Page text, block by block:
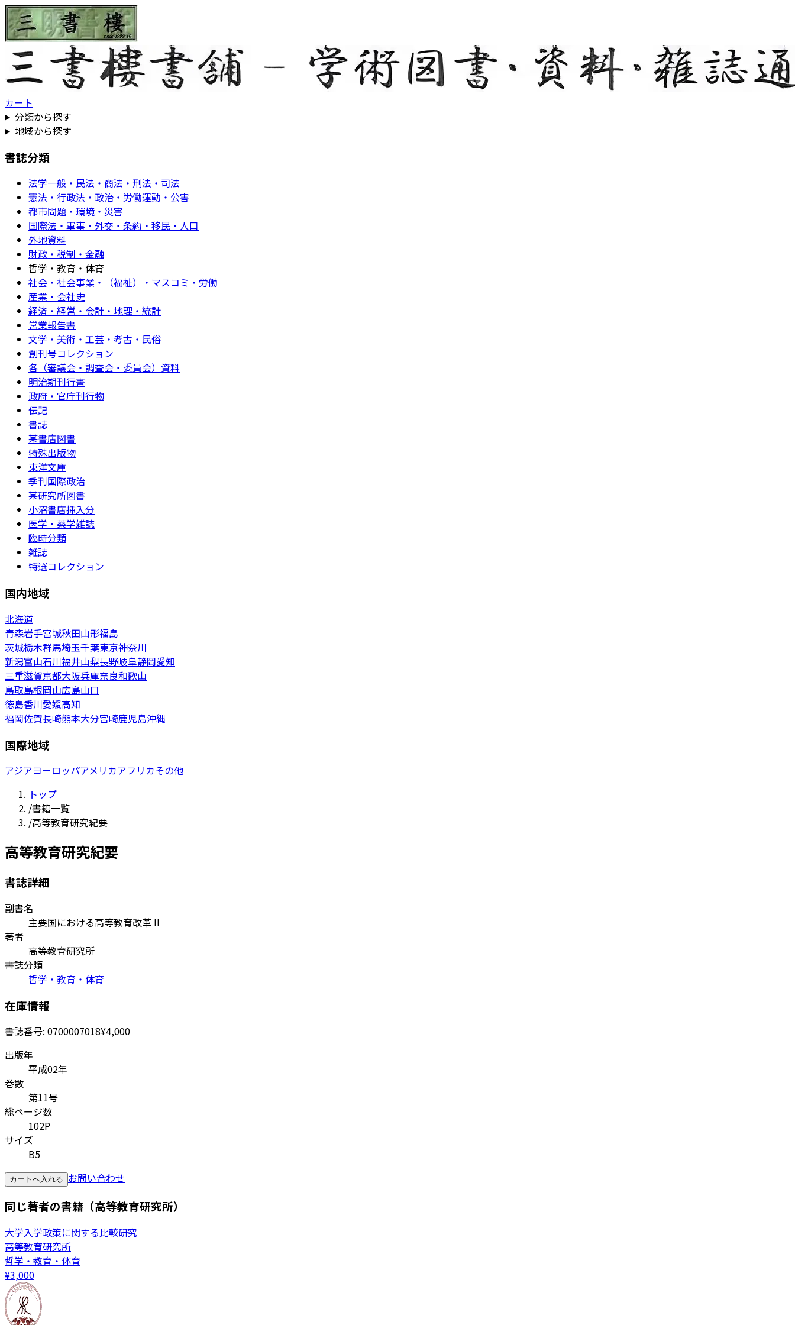
カート
分類から探す
地域から探す
書誌分類
法学一般・民法・商法・刑法・司法
憲法・行政法・政治・労働運動・公害
都市問題・環境・災害
国際法・軍事・外交・条約・移民・人口
外地資料
財政・税制・金融
哲学・教育・体育
社会・社会事業・（福祉）・マスコミ・労働
産業・会社史
経済・経営・会計・地理・統計
営業報告書
文学・美術・工芸・考古・民俗
創刊号コレクション
各（審議会・調査会・委員会）資料
明治期刊行書
政府・官庁刊行物
伝記
書誌
某書店図書
特殊出版物
東洋文庫
季刊国際政治
某研究所図書
小沼書店挿入分
医学・薬学雑誌
臨時分類
雑誌
特選コレクション
国内地域
北海道
青森岩手宮城秋田山形福島
茨城栃木群馬埼玉千葉東京神奈川
新潟富山石川福井山梨長野岐阜静岡愛知
三重滋賀京都大阪兵庫奈良和歌山
鳥取島根岡山広島山口
徳島香川愛媛高知
福岡佐賀長崎熊本大分宮崎鹿児島沖縄
国際地域
アジアヨーロッパアメリカアフリカその他
トップ
/書籍一覧
/高等教育研究紀要
高等教育研究紀要
書誌詳細
副書名
主要国における高等教育改革 II
著者
高等教育研究所
書誌分類
哲学・教育・体育
在庫情報
書誌番号: 0700007018¥4,000
出版年
平成02年
巻数
第11号
総ページ数
102P
サイズ
B5
カートへ入れる お問い合わせ
同じ著者の書籍（高等教育研究所）
大学入学政策に関する比較研究
高等教育研究所
哲学・教育・体育
¥3,000